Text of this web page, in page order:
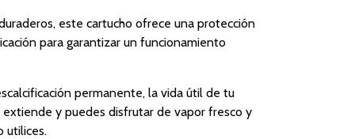
este cartucho ofrece una protección
para garantizar un funcionamiento
permanente, la vida útil de tu
y puedes disfrutar de vapor fresco y
utilices.